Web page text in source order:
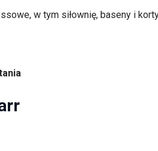
w tym siłownię, baseny i